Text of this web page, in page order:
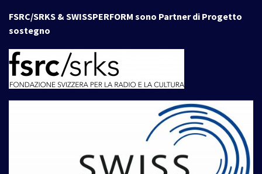
FSRC/SRKS & SWISSPERFORM sono Partner di Progetto
sostegno